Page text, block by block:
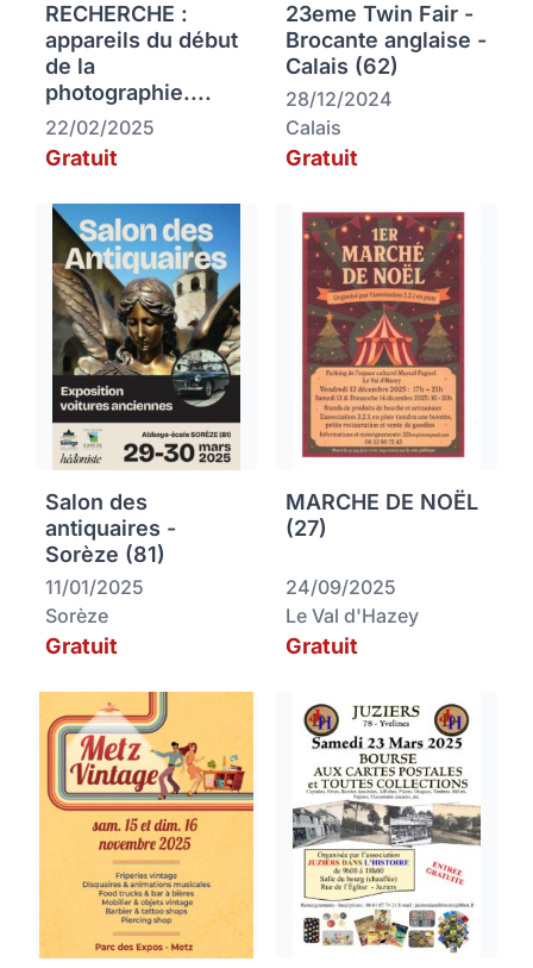
RECHERCHE :
appareils du début
de la
photographie....
22/02/2025
Gratuit
23eme Twin Fair -
Brocante anglaise -
Calais (62)
28/12/2024
Calais
Gratuit
Salon des
antiquaires -
Sorèze (81)
11/01/2025
Sorèze
Gratuit
MARCHE DE NOËL
(27)
24/09/2025
Le Val d'Hazey
Gratuit